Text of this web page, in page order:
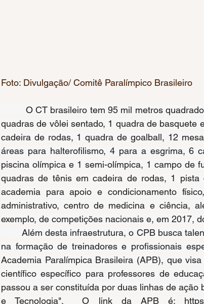
Foto: Divulgação/ Comitê Paralímpico Brasileiro
O CT brasileiro tem 95 mil metros
quadras de vôlei sentado, 1 quadra de basquete
cadeira de rodas, 1 quadra de goalball, 12
áreas para halterofilismo, 4 para a esgrima, 6
piscina olímpica e 1 semi-olímpica, 1 campo de
quadras de tênis em cadeira de rodas, 1
academia para apoio e condicionamento
administrativo, centro de medicina e ciência,
exemplo, de competições nacionais e, em 2017,
Além desta infraestrutura, o CPB busca
na formação de treinadores e profissionais
Academia Paralímpica Brasileira (APB), que
científico específico para professores de
passou a ser constituída por duas linhas de ação
e Tecnologia".  O link da APB é: